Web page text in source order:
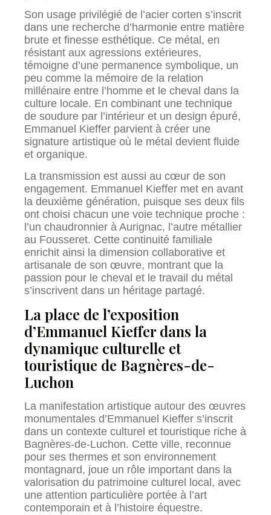
Son usage privilégié de l’acier corten s’inscrit
dans une recherche d’harmonie entre matière
brute et finesse esthétique. Ce métal, en
résistant aux agressions extérieures,
témoigne d’une permanence symbolique, un
peu comme la mémoire de la relation
millénaire entre l’homme et le cheval dans la
culture locale. En combinant une technique
de soudure par l’intérieur et un design épuré,
Emmanuel Kieffer parvient à créer une
signature artistique où le métal devient fluide
et organique.
La transmission est aussi au cœur de son
engagement. Emmanuel Kieffer met en avant
la deuxième génération, puisque ses deux fils
ont choisi chacun une voie technique proche :
l’un chaudronnier à Aurignac, l’autre métallier
au Fousseret. Cette continuité familiale
enrichit ainsi la dimension collaborative et
artisanale de son œuvre, montrant que la
passion pour le cheval et le travail du métal
s’inscrivent dans un héritage partagé.
La place de l’exposition
d’Emmanuel Kieffer dans la
dynamique culturelle et
touristique de Bagnères-de-
Luchon
La manifestation artistique autour des œuvres
monumentales d’Emmanuel Kieffer s’inscrit
dans un contexte culturel et touristique riche à
Bagnères-de-Luchon. Cette ville, reconnue
pour ses thermes et son environnement
montagnard, joue un rôle important dans la
valorisation du patrimoine culturel local, avec
une attention particulière portée à l’art
contemporain et à l’histoire équestre.